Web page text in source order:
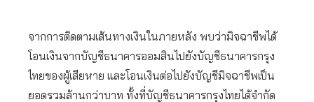
จากการติดตามเส้นทางเงินในภายหลัง พบว่ามิจฉาชีพได้
โอนเงินจากบัญชีธนาคารออมสินไปยังบัญชีธนาคารกรุง
ไทยของผู้เสียหาย และโอนเงินต่อไปยังบัญชีมิจฉาชีพเป็น
ยอดรวมล้านกว่าบาท ทั้งที่บัญชีธนาคารกรุงไทยได้จำกัด